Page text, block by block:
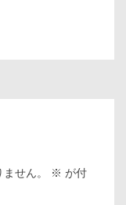
せん。 ※ が付